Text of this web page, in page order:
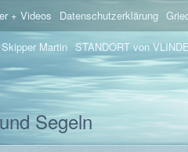
+ Videos Datenschutzerklärung
Skipper Martin STANDORT von
Segeln